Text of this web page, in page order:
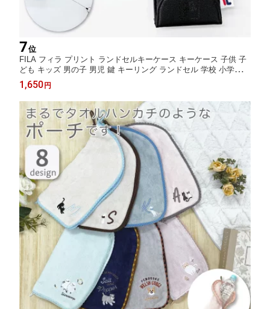
7位
FILA フィラ プリント ランドセルキーケース キーケース 子供 子
ども キッズ 男の子 男児 鍵 キーリング ランドセル 学校 小学校
中学校 黒 ブラック かっこいい スポーツブランド ブランド 入学
ギフト プレゼント
1,650 円